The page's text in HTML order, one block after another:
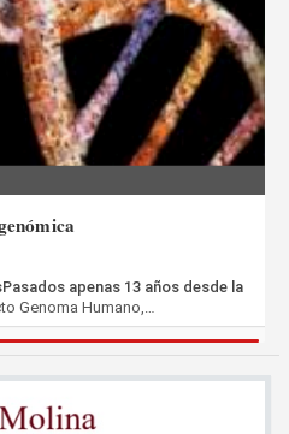
apenas 13 años desde la
Genoma Humano,…